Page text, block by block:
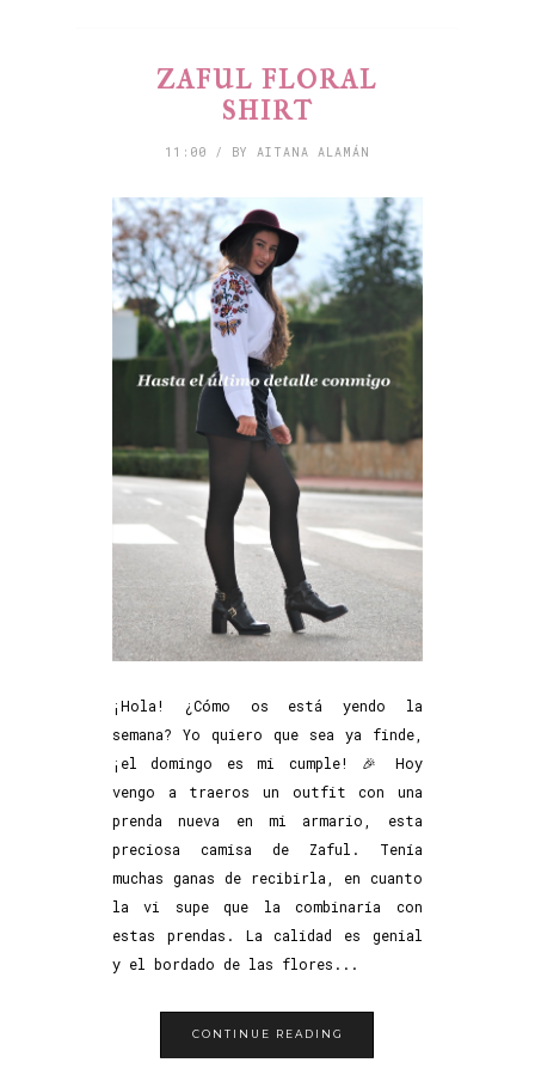
ZAFUL FLORAL
SHIRT
11:00 / BY AITANA ALAMÁN
¡Hola! ¿Cómo os está yendo la
semana? Yo quiero que sea ya finde,
¡el domingo es mi cumple! 🎉 Hoy
vengo a traeros un outfit con una
prenda nueva en mi armario, esta
preciosa camisa de Zaful. Tenía
muchas ganas de recibirla, en cuanto
la vi supe que la combinaría con
estas prendas. La calidad es genial
y el bordado de las flores...
CONTINUE READING